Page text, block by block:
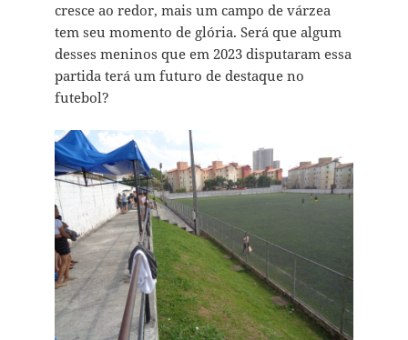
cresce ao redor, mais um campo de várzea
tem seu momento de glória. Será que algum
desses meninos que em 2023 disputaram essa
partida terá um futuro de destaque no
futebol?